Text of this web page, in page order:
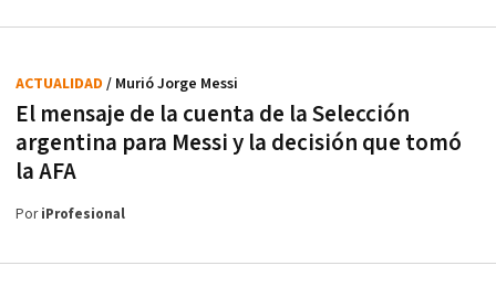
El mensaje de la cuenta de la Selección
argentina para Messi y la decisión que tomó
la AFA
ACTUALIDAD / Murió Jorge Messi
PoriProfesional